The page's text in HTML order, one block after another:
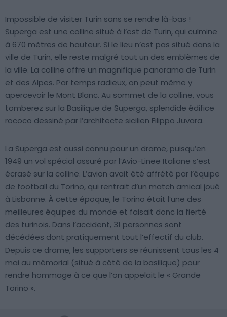
Impossible de visiter Turin sans se rendre là-bas !
Superga est une colline situé à l’est de Turin, qui culmine
à 670 mètres de hauteur. Si le lieu n’est pas situé dans la
ville de Turin, elle reste malgré tout un des emblèmes de
la ville. La colline offre un magnifique panorama de Turin
et des Alpes. Par temps radieux, on peut même y
apercevoir le Mont Blanc. Au sommet de la colline, vous
tomberez sur la Basilique de Superga, splendide édifice
rococo dessiné par l’architecte sicilien Filippo Juvara.
La Superga est aussi connu pour un drame, puisqu’en
1949 un vol spécial assuré par l’Avio-Linee Italiane s’est
écrasé sur la colline. L’avion avait été affrété par l’équipe
de football du Torino, qui rentrait d’un match amical joué
à Lisbonne. À cette époque, le Torino était l’une des
meilleures équipes du monde et faisait donc la fierté
des turinois. Dans l’accident, 31 personnes sont
décédées dont pratiquement tout l’effectif du club.
Depuis ce drame, les supporters se réunissent tous les 4
mai au mémorial (situé à côté de la basilique) pour
rendre hommage à ce que l’on appelait le « Grande
Torino ».